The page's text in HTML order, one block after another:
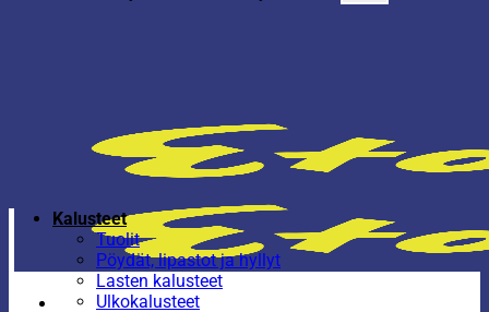
Kalusteet
Tuolit
Pöydät, lipastot ja hyllyt
Lasten kalusteet
Ulkokalusteet